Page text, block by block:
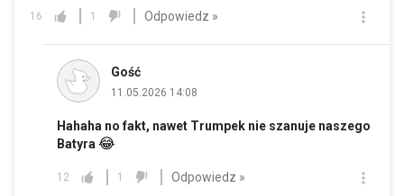
16 1 Odpowiedz »
Gość
11.05.2026 14:08
Hahaha no fakt, nawet Trumpek nie szanuje naszego
Batyra😂
12 1 Odpowiedz »